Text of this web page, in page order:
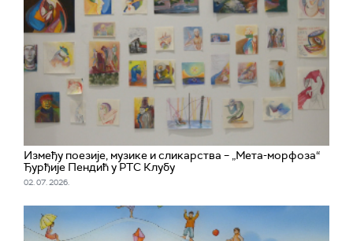
Између поезије, музике и сликарства – „Мета-морфоза“
Ђурђије Пендић у РТС Клубу
02. 07. 2026.